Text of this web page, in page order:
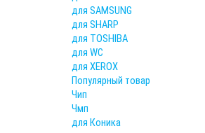
для SAMSUNG
для SHARP
для TOSHIBA
для WC
для XEROX
Популярный товар
Чип
Чмп
для Коника